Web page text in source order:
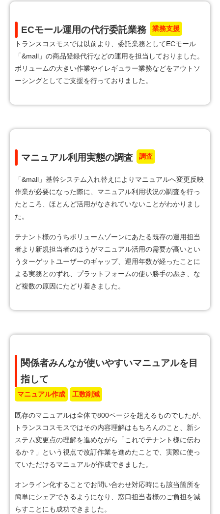
ECモール運用の代行委託業務
業務支援
トランスコスモスでは以前より、委託業務としてECモール
「&mall」の商品登録代行などの運用を担当しておりました。
ボリュームの大きい作業やイレギュラー業務などをアウトソ
ーシングとしてご支援を行っておりました。
マニュアル利用実態の調査 調査
「&mall」基幹システム入れ替えによりマニュアルへ変更反映
作業が必要になった際に、マニュアル利用状況の調査を行っ
たところ、ほとんど活用がなされていないことがわかりまし
た。
テナント様のうちボリュームゾーンにあたる既存の運用担当
者より新規担当者のほうがマニュアル活用の需要が高いとい
うターゲットユーザーのギャップ、運用年数が経ったことに
よる実務とのずれ、プラットフォームの使い勝手の悪さ、な
ど複数の原因にたどり着きました。
関係者みんなが使いやすいマニュアルを目
指して
マニュアル作成 工数削減
既存のマニュアルは全体で800ページを超えるものでしたが、
トランスコスモスではその内容理解はもちろんのこと、新シ
ステム変更点の理解を進めながら「これでテナント様に伝わ
るか？」という視点で改訂作業を進めたことで、実際に使っ
ていただけるマニュアルが作成できました。
オンライン化することでお問い合わせ対応時にも該当箇所を
簡単にシェアできるようになり、窓口担当者様のご負担を減
らすことにも成功できました。